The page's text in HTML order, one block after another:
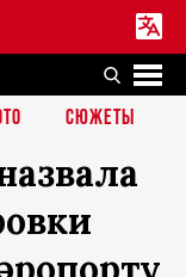
СЮЖЕТЫ